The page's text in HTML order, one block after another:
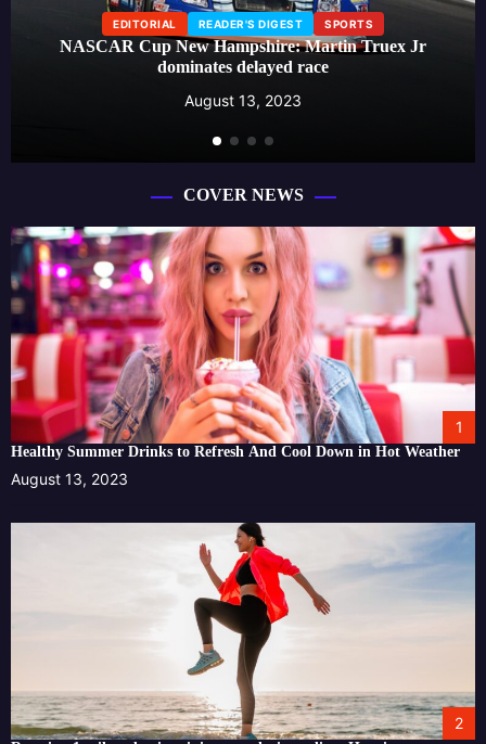
EDITORIAL LIFESTYLE READER'S DIGEST
Beauty influencer launches skincare line, creating a buzz
around effective self-care routines
August 13, 2023
COVER NEWS
1
Healthy Summer Drinks to Refresh And Cool Down in Hot Weather
August 13, 2023
2